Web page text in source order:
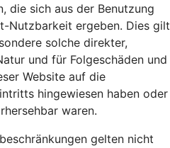
die sich aus der Benutzung
Nutzbarkeit ergeben. Dies gilt
solche direkter,
und für Folgeschäden und
Website auf die
hingewiesen haben oder
waren.
gelten nicht